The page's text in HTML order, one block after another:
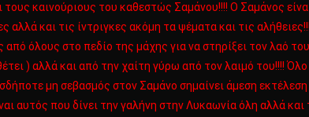
καινούριους του καθεστώς Σαμάνου!!!! Ο Σαμάνος
και τις ίντριγκες ακόμη τα ψέματα και τις
όλους στο πεδίο της μάχης για να στηρίξει τον λαό
) αλλά και από την χαίτη γύρω από τον λαιμό του!!!!
μη σεβασμός στον Σαμάνο σημαίνει άμεση
αυτός που δίνει την γαλήνη στην Λυκαωνία όλη αλλά και